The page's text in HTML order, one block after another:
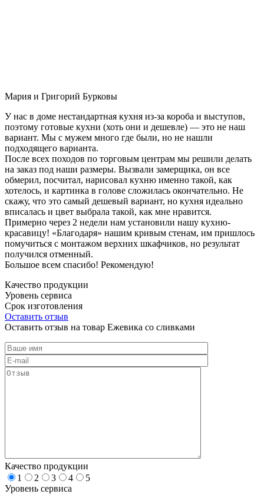
Мария и Григорий Бурковы
У нас в доме нестандартная кухня из-за короба и выступов,
поэтому готовые кухни (хоть они и дешевле) — это не наш
вариант. Мы с мужем много где были, но не нашли
подходящего варианта.
После всех походов по торговым центрам мы решили делать
на заказ под наши размеры. Вызвали замерщика, он все
обмерил, посчитал, нарисовал кухню именно такой, как
хотелось, и картинка в голове сложилась окончательно. Не
скажу, что это самый дешевый вариант, но кухня идеально
вписалась и цвет выбрала такой, как мне нравится.
Примерно через 2 недели нам установили нашу кухню-
красавицу! «Благодаря» нашим кривым стенам, им пришлось
помучиться с монтажом верхних шкафчиков, но результат
получился отменный.
Большое всем спасибо! Рекомендую!
Качество продукции
Уровень сервиса
Срок изготовления
Оставить отзыв
Оставить отзыв на товар Ежевика со сливками
Качество продукции
1
2 3 4
5
Уровень сервиса